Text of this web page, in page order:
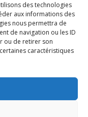
des technologies
aux informations des
nous permettra de
de navigation ou les ID
ou de retirer son
caractéristiques